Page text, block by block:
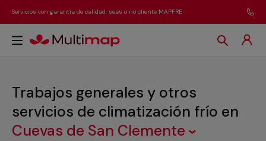
Servicios con garantía de calidad, seas o no cliente MAPFRE
Trabajos generales y otros
servicios de climatización frío en
Cuevas de San Clemente